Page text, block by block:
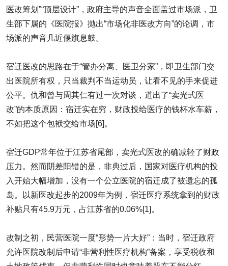
医改筹划”“顶层设计”，政府主导的声音全面盖过市场派，卫
生部下属的《医院报》抛出“市场化非医改方向”的论调，市
场派的声音几近偃旗息鼓。
宿迁医改的思路在于“管办分离、医卫分家”，即卫生部门交
出医院所有权，只当裁判不当运动员，让看不见的手来促进
公平。仇和曾与周其仁有过一次对谈，道出了“卖光式医
改”的本质原因：宿迁实在穷，财政投给医疗的钱杯水车薪，
不如把这个包袱交给市场[6]。
宿迁GDP常年位于江苏省尾部，卖光式医改的确减轻了财政
压力。然而阴差阳错的是，非典过后，国家对医疗机构的投
入开始大幅增加，没有一个公立医院的宿迁成了被遗忘的孤
岛。以新医改起步的2009年为例，宿迁医疗系统拿到的财政
补贴只有45.9万元，占江苏省的0.06%[1]。
改制之初，民营医院一度“形势一片大好”：当时，宿迁政府
允许医院改制后申请“非营利性医疗机构”备案，享受税收和